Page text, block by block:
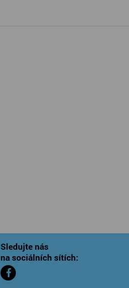
Sledujte nás
na sociálních sítích: